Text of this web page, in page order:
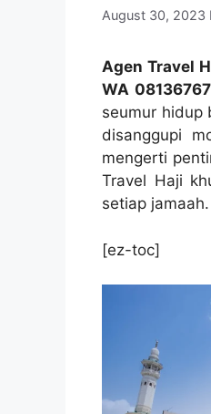
August 30, 2023
Agen Travel
WA
seumur hidup
disanggupi
mengerti
Travel Haji
setiap jamaah.
[ez-toc]